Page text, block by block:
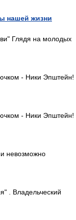
нашей жизни
Глядя на молодых
- Ники Эпштейн!
- Ники Эпштейн!
невозможно
. Владельческий